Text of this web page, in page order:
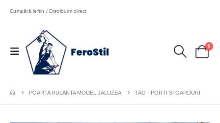
Cumpără ieftin / Distribuim direct
0
POARTA RULANTA MODEL JALUZEA TAG - PORTI SI GARDURI